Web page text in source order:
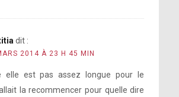
l’affiche du show
[voir
Venus
dit :
2014 À 23 H 45 MIN
elle est pas assez longue pour le
la recommencer pour quelle dire